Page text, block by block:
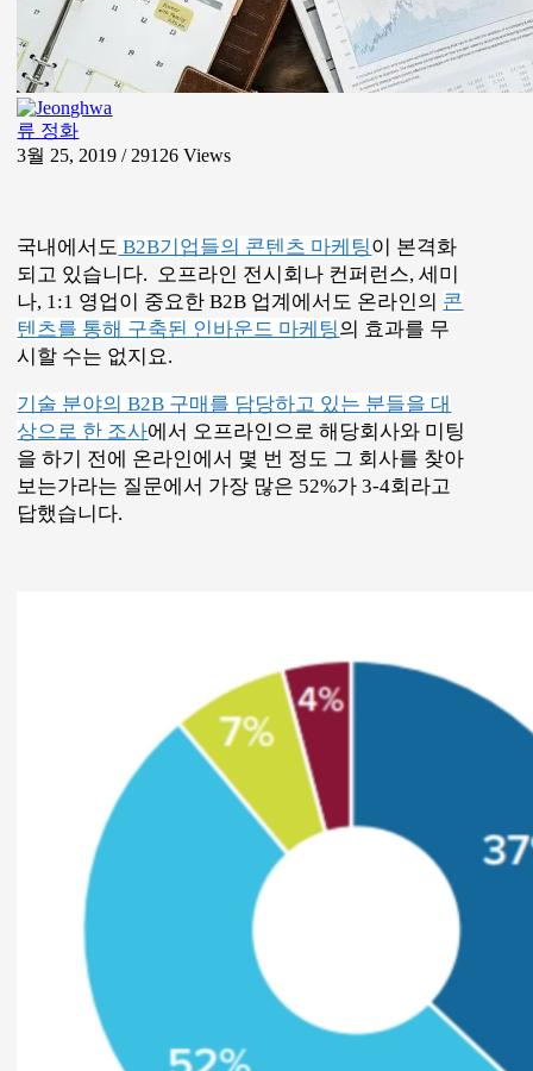
답했습니다.
오프라인 미팅 전에 온라인으로 어떤 정보를 찾으
려고 할까요? 위의 조사에 따르면 구매하고자 하
는 솔루션이나 제품에 관련된 정보를 찾고자 할때
77%가 거의 온라인에서 정보를 찾는다고 대답했습